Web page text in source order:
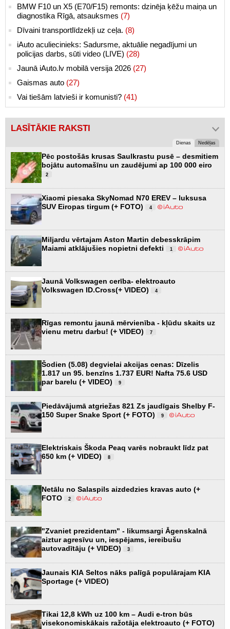
BMW F10 un X5 (E70/F15) remonts: dzinēja ķēžu maiņa un
diagnostika Rīgā, atsauksmes (7)
Dīvaini transportlīdzekļi uz ceļa. (8)
iAuto aculiecinieks: Sadursme, aktuālie negadījumi un
policijas darbs, sūti video (LIVE) (28)
Jaunā iAuto.lv mobilā versija 2026 (27)
Gaismas auto (27)
Vai tiešām latvieši ir komunisti? (41)
LASĪTĀKIE RAKSTI
Dienas Nedēļas
Pēc postošās krusas Saulkrastu pusē – desmitiem
bojātu automašīnu un zaudējumi ap 100 000 eiro
2
Xiaomi piesaka SkyNomad N70 EREV – luksusa
SUV Eiropas tirgum (+ FOTO)
4
Miljardu vērtajam Aston Martin debesskrāpim
Maiami atklājušies nopietni defekti
1
Jaunā Volkswagen cerība- elektroauto
Volkswagen ID.Cross(+ VIDEO)
4
Rīgas remontu jaunā mērvienība - kļūdu skaits uz
vienu metru darbu! (+ VIDEO)
7
Šodien (5.08) degvielai akcijas cenas: Dīzelis
1.817 un 95. benzīns 1.737 EUR! Nafta 75.6 USD
par barelu (+ VIDEO)
9
Piedāvājumā atgriežas 821 Zs jaudīgais Shelby F-
150 Super Snake Sport (+ FOTO)
9
Elektriskais Škoda Peaq varēs nobraukt līdz pat
650 km (+ VIDEO)
8
Netālu no Salaspils aizdedzies kravas auto (+
FOTO
2
"Zvaniet prezidentam" - likumsargi Āgenskalnā
aiztur agresīvu un, iespējams, iereibušu
autovadītāju (+ VIDEO)
3
Jaunais KIA Seltos nāks palīgā populārajam KIA
Sportage (+ VIDEO)
Tikai 12,8 kWh uz 100 km – Audi e-tron būs
visekonomiskākais ražotāja elektroauto (+ FOTO)